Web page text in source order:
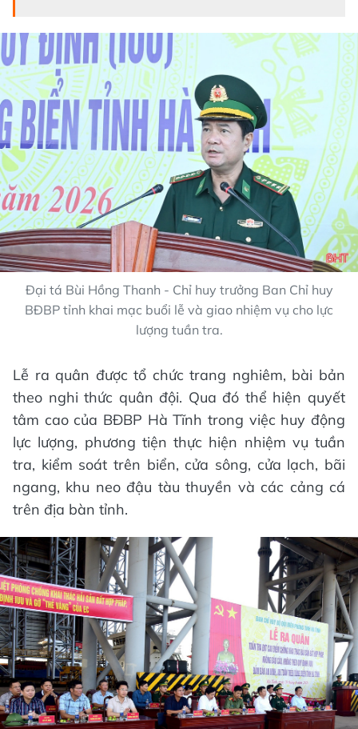
Đại tá Bùi Hồng Thanh - Chỉ huy trưởng Ban Chỉ huy
BĐBP tỉnh khai mạc buổi lễ và giao nhiệm vụ cho lực
lượng tuần tra.
Lễ ra quân được tổ chức trang nghiêm, bài bản
theo nghi thức quân đội. Qua đó thể hiện quyết
tâm cao của BĐBP Hà Tĩnh trong việc huy động
lực lượng, phương tiện thực hiện nhiệm vụ tuần
tra, kiểm soát trên biển, cửa sông, cửa lạch, bãi
ngang, khu neo đậu tàu thuyền và các cảng cá
trên địa bàn tỉnh.